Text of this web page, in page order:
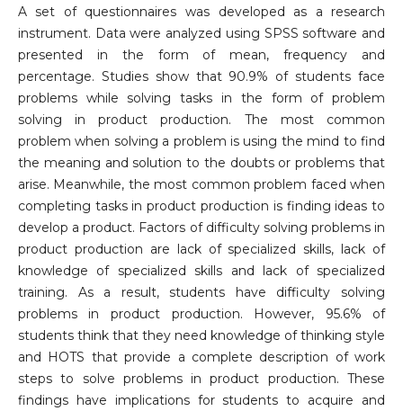
A set of questionnaires was developed as a research
instrument. Data were analyzed using SPSS software and
presented in the form of mean, frequency and
percentage. Studies show that 90.9% of students face
problems while solving tasks in the form of problem
solving in product production. The most common
problem when solving a problem is using the mind to find
the meaning and solution to the doubts or problems that
arise. Meanwhile, the most common problem faced when
completing tasks in product production is finding ideas to
develop a product. Factors of difficulty solving problems in
product production are lack of specialized skills, lack of
knowledge of specialized skills and lack of specialized
training. As a result, students have difficulty solving
problems in product production. However, 95.6% of
students think that they need knowledge of thinking style
and HOTS that provide a complete description of work
steps to solve problems in product production. These
findings have implications for students to acquire and